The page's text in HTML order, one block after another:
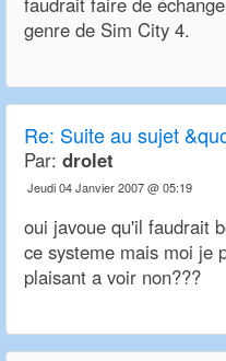
genre de Sim City 4.
Re: Suite au sujet
Par: drolet
Jeudi 04 Janvier 2007 @ 05:19
oui javoue qu'il faudrait
ce systeme mais moi je
plaisant a voir non???